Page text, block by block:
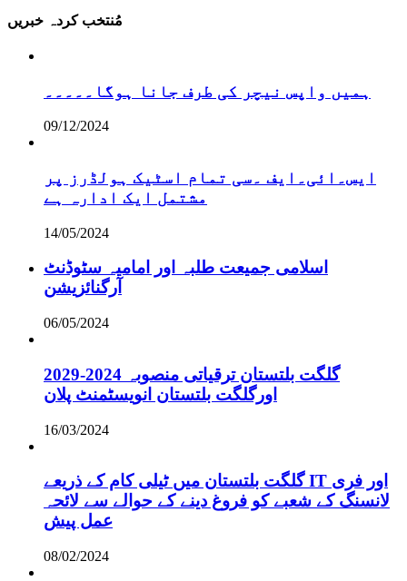
مُنتخب کردہ خبریں
ہمیں واپس نیچر کی طرف جانا ہوگا۔۔۔۔۔
09/12/2024
ایس۔ائی۔ایف ۔سی تمام اسٹیک ہولڈرز پر
مشتمل ایک ادارہ ہے
14/05/2024
اسلامی جمیعت طلبہ اور امامیہ سٹوڈنٹ
آرگنائزیشن
06/05/2024
گلگت بلتستان ترقیاتی منصوبہ 2024-2029
اورگلگت بلتستان انویسٹمنٹ پلان
16/03/2024
گلگت بلتستان میں ٹیلی کام کے ذریعے IT اور فری
لانسنگ کے شعبے کو فروغ دینے کے حوالے سے لائحہ
عمل پیش
08/02/2024